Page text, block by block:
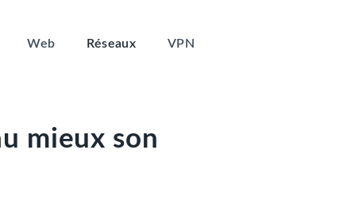
Web Réseaux VPN
mieux son